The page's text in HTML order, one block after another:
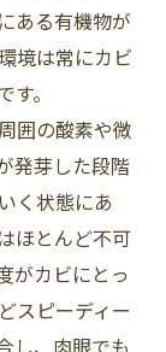
ある有機物が
境は常にカビ
。
囲の酸素や微
発芽した段階
く状態にあ
ほとんど不可
がカビにとっ
スピーディー
し、肉眼でも